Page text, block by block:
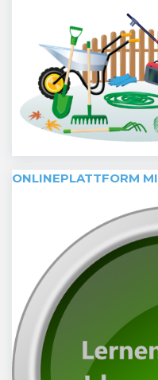
ONLINEPLATTFORM